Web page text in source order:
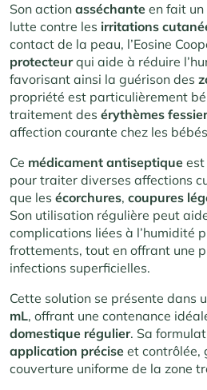
Son action asséchante en fait
lutte contre les irritations
contact de la peau, l’Eosine
protecteurqui aide à réduire
favorisant ainsi la guérison des
propriété est particulièrement
traitement des érythèmes
affection courante chez les
Ce médicament antiseptique est
pour traiter diverses affections
que les écorchures, coupures
Son utilisation régulière peut
complications liées à l’humidité
frottements, tout en offrant une
infections superficielles.
Cette solution se présente dans
mL, offrant une contenance
domestique régulier. Sa
application précise et contrôlée,
couverture uniforme de la zone